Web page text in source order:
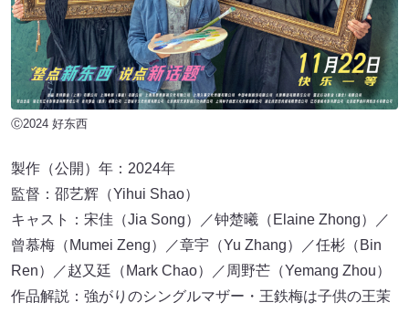
Ⓒ2024 好东西
製作（公開）年：2024年
監督：邵艺辉（Yihui Shao）
キャスト：宋佳（Jia Song）／钟楚曦（Elaine Zhong）／
曾慕梅（Mumei Zeng）／章宇（Yu Zhang）／任彬（Bin
Ren）／赵又廷（Mark Chao）／周野芒（Yemang Zhou）
作品解説：強がりのシングルマザー・王鉄梅は子供の王茉